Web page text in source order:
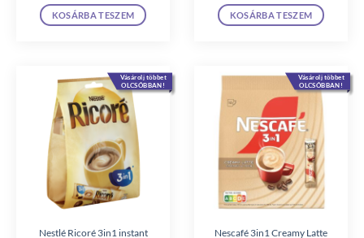
KOSÁRBA TESZEM KOSÁRBA TESZEM
Vásárolj többet
OLCSÓBBAN!
Nestlé Ricoré 3in1 instant
Vásárolj többet
OLCSÓBBAN!
Nescafé 3in1 Creamy Latte